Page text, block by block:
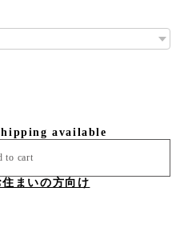
available
to cart
住まいの方向け